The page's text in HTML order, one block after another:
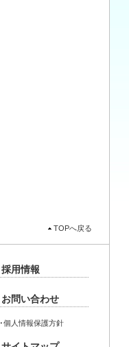
TOPへ戻る
採用情報
お問い合わせ
･個人情報保護方針